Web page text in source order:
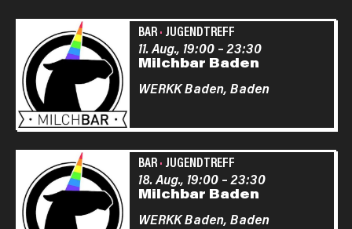
BAR· JUGENDTREFF
Milchbar Baden
11. Aug., 19:00–23:30
WERKK Baden, Baden
BAR· JUGENDTREFF
Milchbar Baden
18. Aug., 19:00–23:30
WERKK Baden, Baden